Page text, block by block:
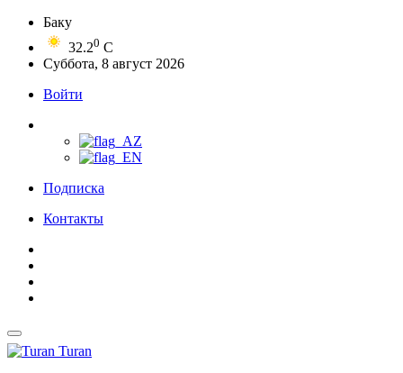
Баку
32.20 C
Суббота, 8 август 2026
Войти
Подписка
Контакты
Turan